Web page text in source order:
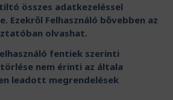
összes adatkezeléssel
Ezekről Felhasználó bővebben az
olvashat.
fentiek szerinti
nem érinti az általa
leadott megrendelések